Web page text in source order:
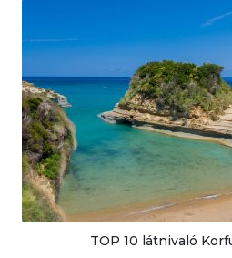
TOP 10 látnivaló